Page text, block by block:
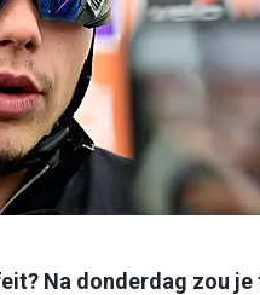
Na donderdag zou je